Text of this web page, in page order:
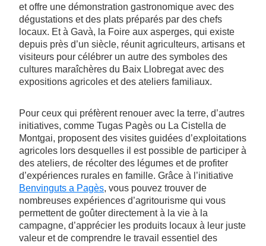
et offre une démonstration gastronomique avec des
dégustations et des plats préparés par des chefs
locaux. Et à Gavà, la Foire aux asperges, qui existe
depuis près d’un siècle, réunit agriculteurs, artisans et
visiteurs pour célébrer un autre des symboles des
cultures maraîchères du Baix Llobregat avec des
expositions agricoles et des ateliers familiaux.
Pour ceux qui préfèrent renouer avec la terre, d’autres
initiatives, comme Tugas Pagès ou La Cistella de
Montgai, proposent des visites guidées d’exploitations
agricoles lors desquelles il est possible de participer à
des ateliers, de récolter des légumes et de profiter
d’expériences rurales en famille. Grâce à l’initiative
Benvinguts a Pagès, vous pouvez trouver de
nombreuses expériences d’agritourisme qui vous
permettent de goûter directement à la vie à la
campagne, d’apprécier les produits locaux à leur juste
valeur et de comprendre le travail essentiel des